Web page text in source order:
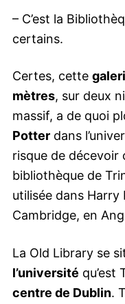
– C’est la
certains.
Certes, cette
mètres, sur deux
massif, a de quoi
Potter dans
risque de décevoir
bibliothèque de
utilisée dans Harry
Cambridge, en
La Old Library se
l’université qu’est
centre de Dublin.